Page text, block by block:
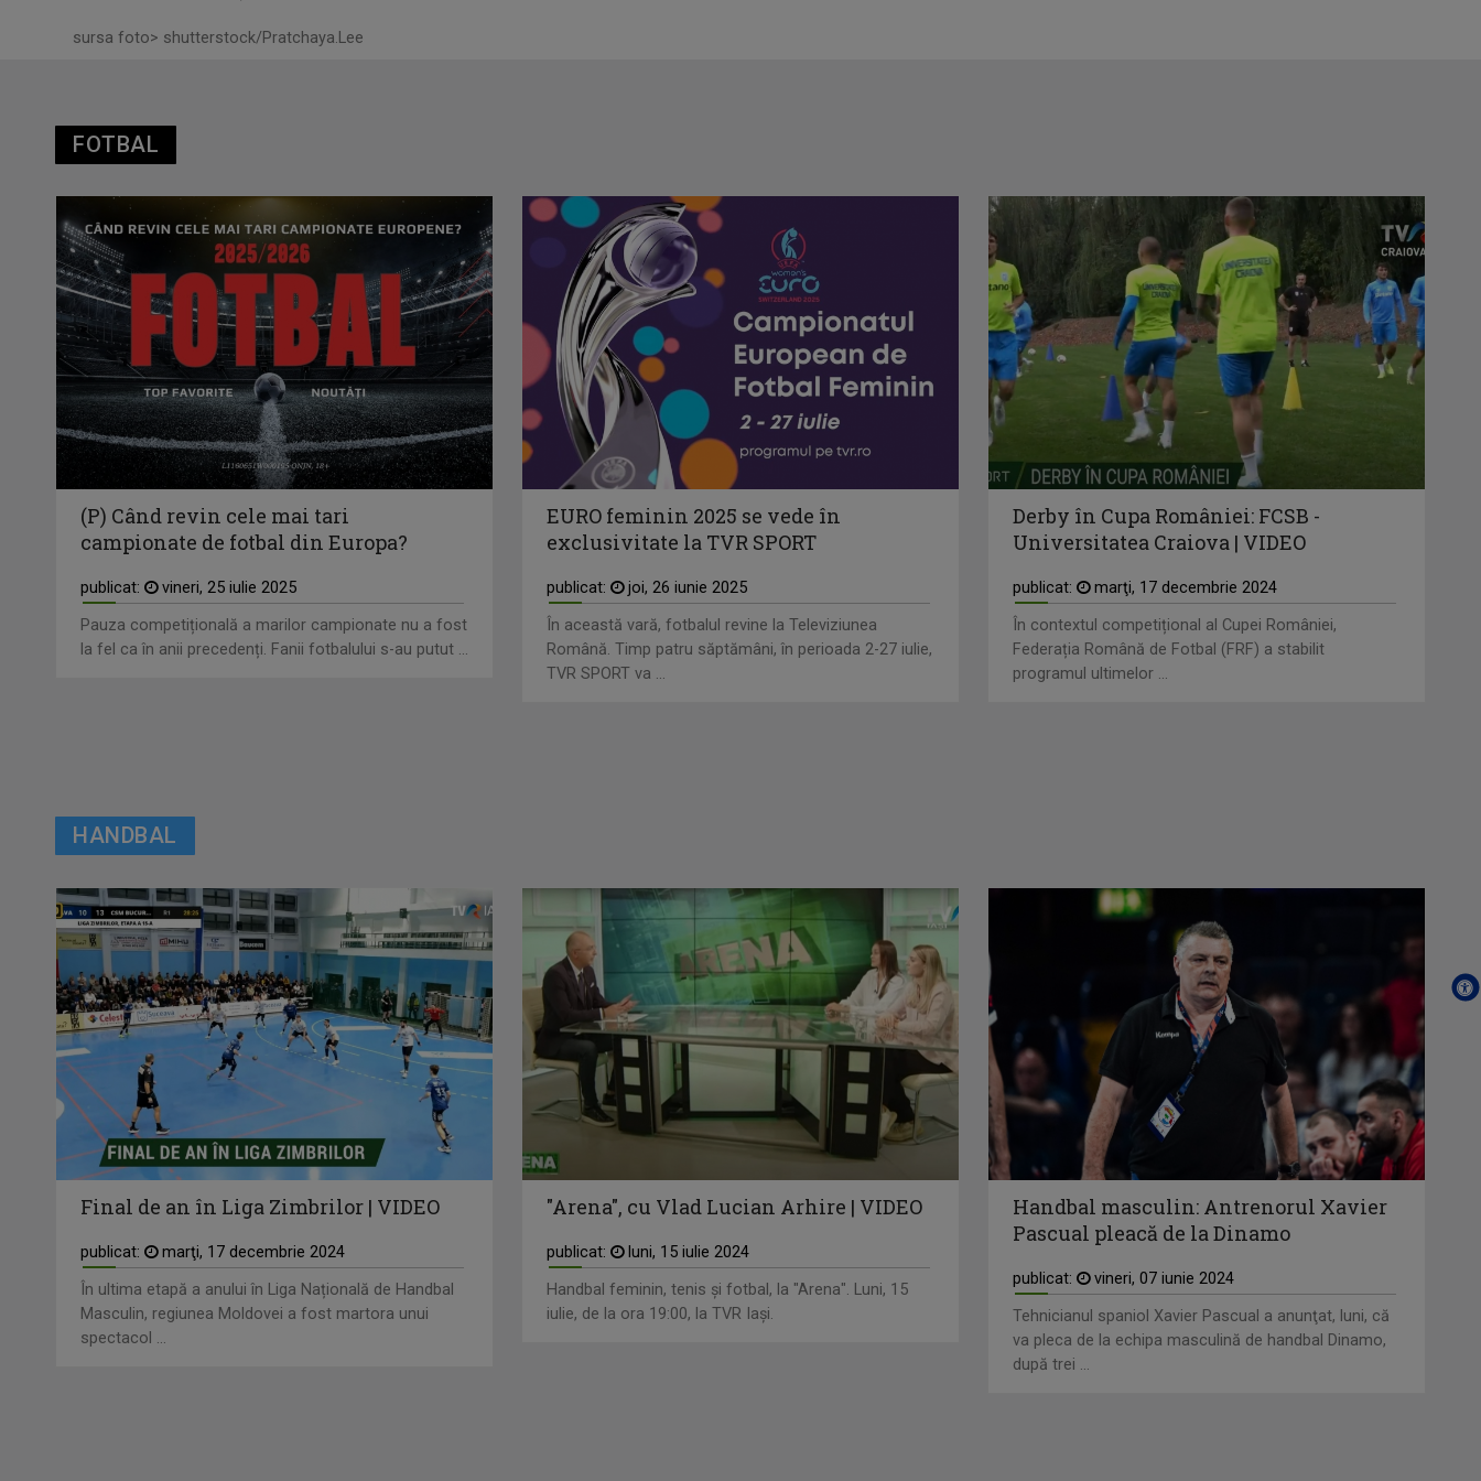
sursa foto> shutterstock/Pratchaya.Lee
FOTBAL
(P) Când revin cele mai tari
campionate de fotbal din Europa?
publicat:
vineri, 25 iulie 2025
Pauza competițională a marilor campionate nu a fost
la fel ca în anii precedenți. Fanii fotbalului s-au putut ...
EURO feminin 2025 se vede în
exclusivitate la TVR SPORT
publicat:
joi, 26 iunie 2025
În această vară, fotbalul revine la Televiziunea
Română. Timp patru săptămâni, în perioada 2-27 iulie,
TVR SPORT va ...
Derby în Cupa României: FCSB -
Universitatea Craiova | VIDEO
publicat:
marţi, 17 decembrie 2024
În contextul competițional al Cupei României,
Federația Română de Fotbal (FRF) a stabilit
programul ultimelor ...
HANDBAL
Final de an în Liga Zimbrilor | VIDEO
publicat:
marţi, 17 decembrie 2024
În ultima etapă a anului în Liga Națională de Handbal
Masculin, regiunea Moldovei a fost martora unui
spectacol ...
"Arena", cu Vlad Lucian Arhire | VIDEO
publicat:
luni, 15 iulie 2024
Handbal feminin, tenis și fotbal, la "Arena". Luni, 15
iulie, de la ora 19:00, la TVR Iași.
Handbal masculin: Antrenorul Xavier
Pascual pleacă de la Dinamo
publicat:
vineri, 07 iunie 2024
Tehnicianul spaniol Xavier Pascual a anunţat, luni, că
va pleca de la echipa masculină de handbal Dinamo,
după trei ...